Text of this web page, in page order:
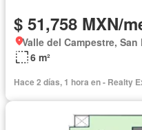
$ 51,758 MXN/
Valle del Campestre, San
6 m²
Hace 2 días, 1 hora en - Realty